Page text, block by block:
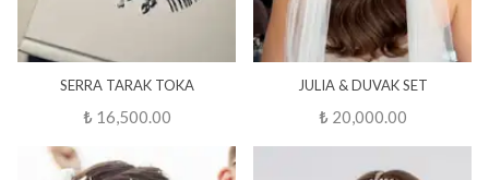
SERRA TARAK TOKA
₺ 16,500.00
JULIA & DUVAK SET
₺ 20,000.00